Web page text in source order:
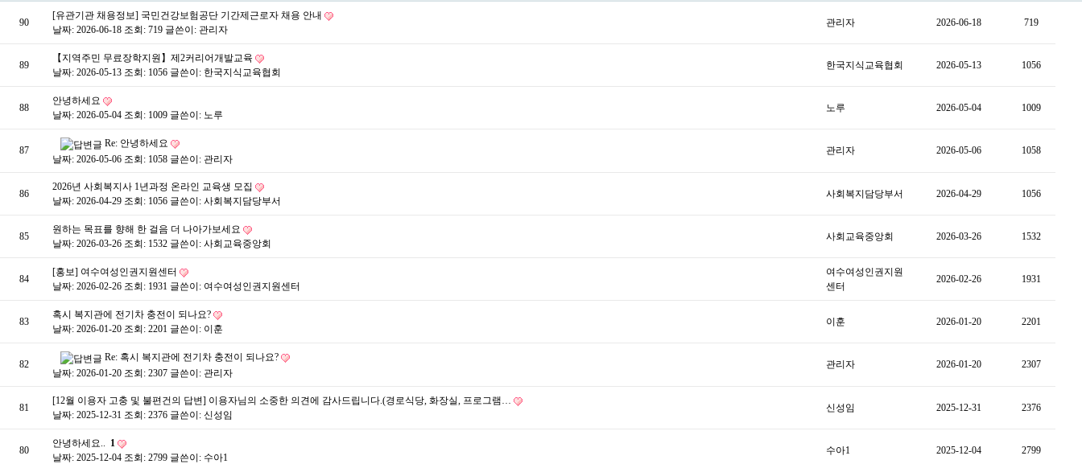
90
[유관기관 채용정보] 국민건강보험공단 기간제근로자 채용 안내
날짜: 2026-06-18 조회: 719 글쓴이: 관리자
관리자 2026-06-18 719
89
【지역주민 무료장학지원】제2커리어개발교육
날짜: 2026-05-13 조회: 1056 글쓴이: 한국지식교육협회
한국지식교육협회 2026-05-13 1056
88
안녕하세요
날짜: 2026-05-04 조회: 1009 글쓴이: 노루
노루 2026-05-04 1009
87
Re: 안녕하세요
날짜: 2026-05-06 조회: 1058 글쓴이: 관리자
관리자 2026-05-06 1058
86
2026년 사회복지사 1년과정 온라인 교육생 모집
날짜: 2026-04-29 조회: 1056 글쓴이: 사회복지담당부서
사회복지담당부서 2026-04-29 1056
85
원하는 목표를 향해 한 걸음 더 나아가보세요
날짜: 2026-03-26 조회: 1532 글쓴이: 사회교육중앙회
사회교육중앙회 2026-03-26 1532
84
[홍보] 여수여성인권지원센터
날짜: 2026-02-26 조회: 1931 글쓴이: 여수여성인권지원센터
여수여성인권지원
센터
2026-02-26 1931
83
혹시 복지관에 전기차 충전이 되나요?
날짜: 2026-01-20 조회: 2201 글쓴이: 이훈
이훈 2026-01-20 2201
82
Re: 혹시 복지관에 전기차 충전이 되나요?
날짜: 2026-01-20 조회: 2307 글쓴이: 관리자
관리자 2026-01-20 2307
81
[12월 이용자 고충 및 불편건의 답변] 이용자님의 소중한 의견에 감사드립니다.(경로식당, 화장실, 프로그램…
날짜: 2025-12-31 조회: 2376 글쓴이: 신성임
신성임 2025-12-31 2376
80
안녕하세요.. 1
날짜: 2025-12-04 조회: 2799 글쓴이: 수아1
수아1 2025-12-04 2799